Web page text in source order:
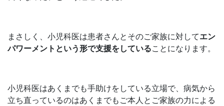
まさしく、小児科医は患者さんとそのご家族に対してエン
パワーメントという形で支援をしていることになります。
小児科医はあくまでも手助けをしている立場で、病気から
立ち直っているのはあくまでもご本人とご家族の力による